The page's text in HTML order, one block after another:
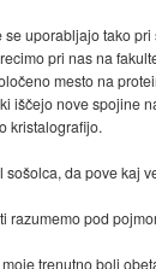
se uporabljajo tako
pri nas na
mesto na
iščejo nove spojine
kristalografijo.
sošolca, da pove kaj
razumemo pod
trenutno bolj